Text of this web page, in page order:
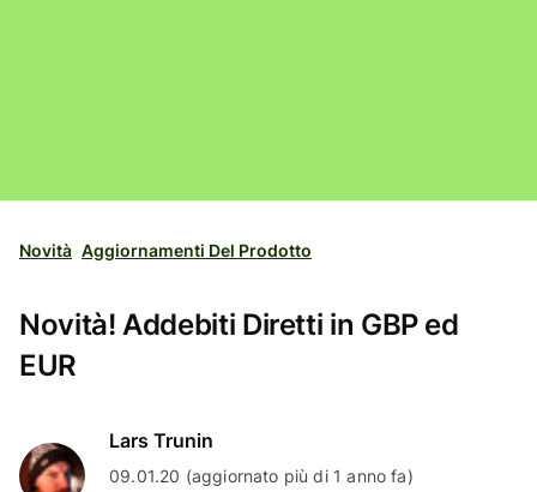
Novità Aggiornamenti Del Prodotto
Novità! Addebiti Diretti in GBP ed
EUR
Lars Trunin
09.01.20 (aggiornato più di 1 anno fa)